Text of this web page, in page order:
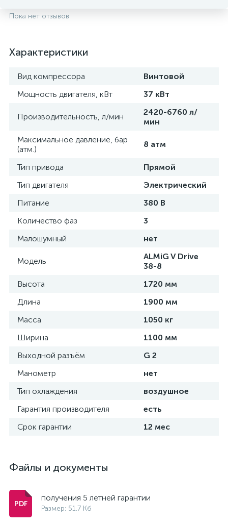
Пока нет отзывов
Характеристики
Вид компрессора
Винтовой
Мощность двигателя, кВт
37 кВт
Производительность, л/мин
2420-6760 л/
мин
Максимальное давление, бар
(атм.)
8 атм
Тип привода
Прямой
Тип двигателя
Электрический
Питание
380 В
Количество фаз
3
Малошумный
нет
Модель
ALMiG V Drive
38-8
Высота
1720 мм
Длина
1900 мм
Масса
1050 кг
Ширина
1100 мм
Выходной разъём
G 2
Манометр
нет
Тип охлаждения
воздушное
Гарантия производителя
есть
Срок гарантии
12 мес
Файлы и документы
получения 5 летней гарантии
Размер: 51.7 Кб